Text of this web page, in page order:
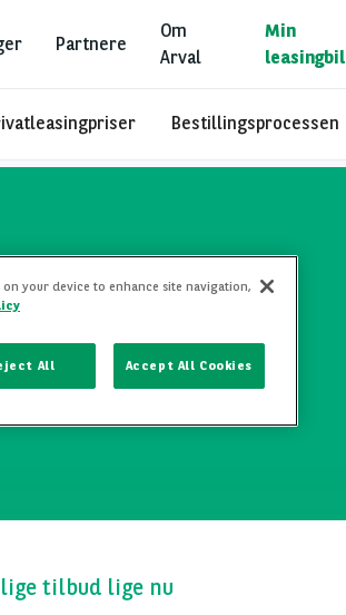
Partnere
Om
Arval
Min
leasingbil
Bestillingsprocessen
tilbud lige nu
your device to enhance site navigation,
All Accept All Cookies